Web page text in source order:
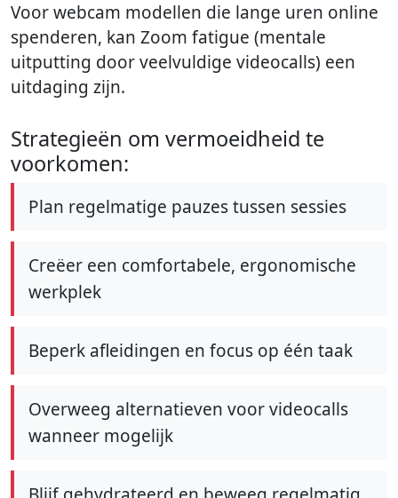
Voor webcam modellen die lange uren online
spenderen, kan Zoom fatigue (mentale
uitputting door veelvuldige videocalls) een
uitdaging zijn.
Strategieën om vermoeidheid te
voorkomen:
Plan regelmatige pauzes tussen sessies
Creëer een comfortabele, ergonomische
werkplek
Beperk afleidingen en focus op één taak
Overweeg alternatieven voor videocalls
wanneer mogelijk